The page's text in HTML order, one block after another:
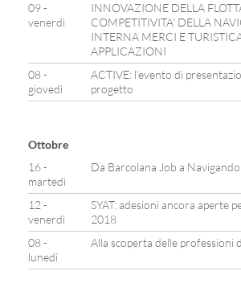
09 -
venerdì
INNOVAZIONE DELLA
COMPETITIVITA’ DELLA
INTERNA MERCI E
APPLICAZIONI
08 -
giovedì
ACTIVE: l’evento di
progetto
Ottobre
16 -
martedì
Da Barcolana Job a
12 -
venerdì
SYAT: adesioni ancora aperte
2018
08 -
lunedì
Alla scoperta delle professioni